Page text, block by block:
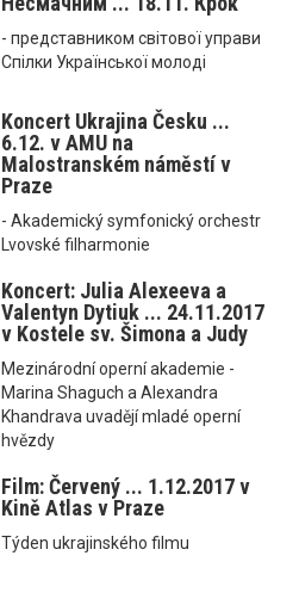
- представником світової управи
Спілки Української молоді
Koncert Ukrajina Česku ...
6.12. v AMU na
Malostranském náměstí v
Praze
- Akademický symfonický orchestr
Lvovské filharmonie
Koncert: Julia Alexeeva a
Valentyn Dytiuk ... 24.11.2017
v Kostele sv. Šimona a Judy
Mezinárodní operní akademie -
Marina Shaguch a Alexandra
Khandrava uvadějí mladé operní
hvězdy
Film: Červený ... 1.12.2017 v
Kině Atlas v Praze
Týden ukrajinského filmu